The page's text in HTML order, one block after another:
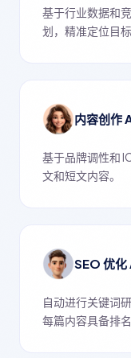
基于行业数据和
划，精准定位目标
内容创作
基于品牌调性和
文和短文内容。
SEO 优
自动进行关键词
每篇内容具备排名